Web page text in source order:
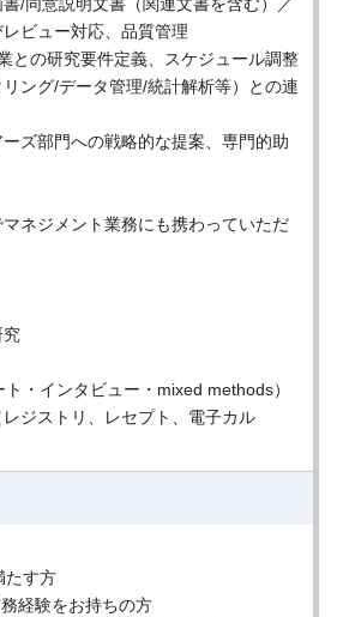
ビュー対応、品質管理
との研究要件定義、スケジュール調整
リング/データ管理/統計解析等）との連
ーズ部門への戦略的な提案、専門的助
ネジメント業務にも携わっていただ
究
ト・インタビュー・mixed methods）
レジストリ、レセプト、電子カル
たす方
経験をお持ちの方